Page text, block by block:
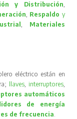
y Distribución,
, Respaldo y
, Materiales
eléctrico están en
llaves, interruptores,
automáticos
de energía
de frecuencia.